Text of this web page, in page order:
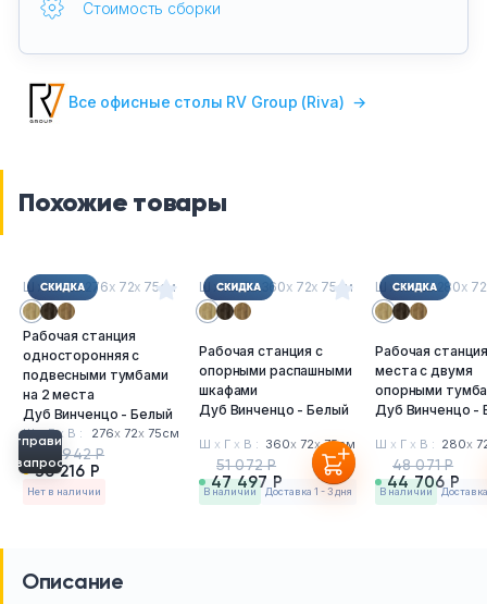
Стоимость сборки
Все офисные столы RV Group (Riva) →
Похожие товары
Ш хГхВ : 276х 72х 75см
Рабочая станция
односторонняя с
подвесными тумбами
на 2 места
Дуб Винченцо - Белый
ШхГх В : 276х 72х 75см
36 216 Р
38 942 Р
Нет в наличии
Отправить
запрос
Ш хГхВ : 360х 72х 75см
Рабочая станция с
опорными распашными
шкафами
Дуб Винченцо - Белый
Ш х Г х В : 360х 72х75см
47 497 Р
51 072 Р
в наличии Доставка 1 - 3 дня
Ш хГхВ : 280х 72
Рабочая
места с двумя
опорными
Дуб Винченцо -
Ш х Г х В : 280х
44 706 Р
48 071 Р
в наличии
Описание